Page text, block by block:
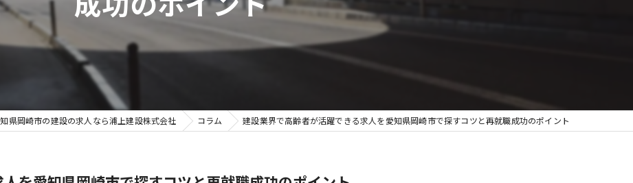
県岡崎市の建設の求人なら浦上建設株式会社 コラム 建設業界で高齢者が活躍できる求人を愛知県岡崎市で探すコツと再就職成功のポイント